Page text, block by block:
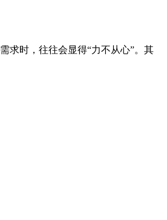
求时，往往会显得“力不从心”。其